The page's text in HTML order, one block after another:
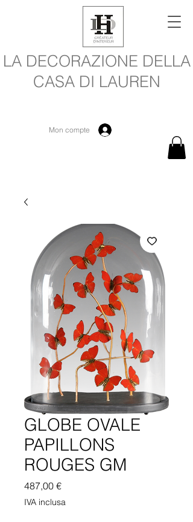
LA DECORAZIONE DELLA
CASA DI LAUREN
Mon compte
GLOBE OVALE
PAPILLONS
ROUGES GM
487,00 €Prezzo
IVA inclusa